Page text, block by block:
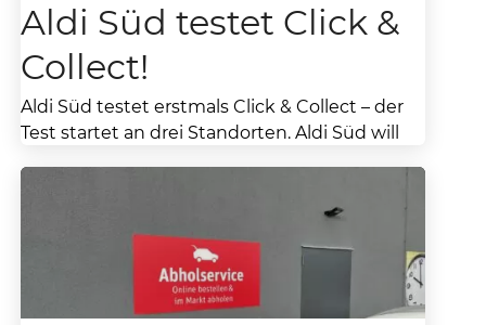
Aldi Süd testet Click &
Collect!
Aldi Süd testet erstmals Click & Collect – der
Test startet an drei Standorten. Aldi Süd will